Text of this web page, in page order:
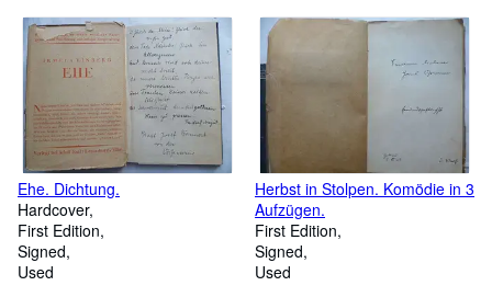
Ehe. Dichtung.
Hardcover
First Edition
Signed
Used
Herbst in Stolpen. Komödie in 3
Aufzügen.
First Edition
Signed
Used